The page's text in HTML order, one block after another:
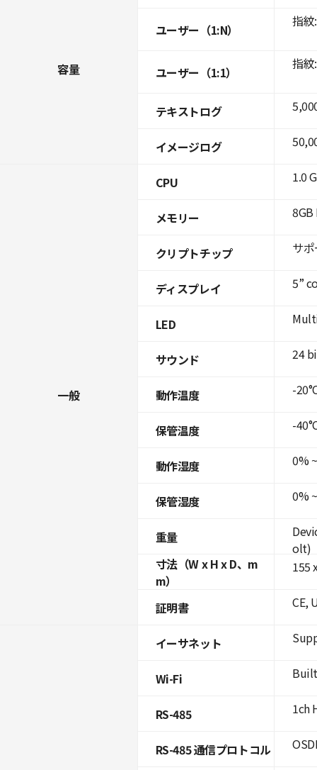
容量
ユーザー（1:N）
ユーザー（1:1）
テキストログ
イメージログ
一般
CPU
メモリー
クリプトチップ
ディスプレイ
LED
サウンド
動作温度
保管温度
動作湿度
保管湿度
重量
寸法（W x H x D、m
m）
証明書
イーサネット
Wi-Fi
RS-485
RS-485 通信プロトコル
指紋
指紋
1.0
8GB
サ
5”
24
-
-
0%
0%
olt)
155
CE,
1ch